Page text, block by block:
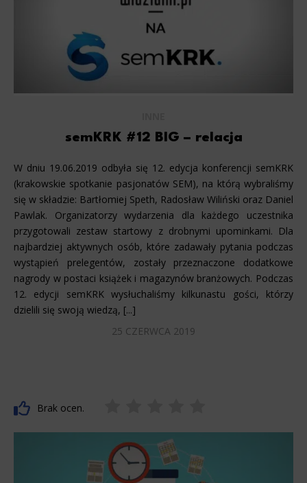
semKRK #12 BIG – relacja
W dniu 19.06.2019 odbyła się 12. edycja konferencji semKRK
(krakowskie spotkanie pasjonatów SEM), na którą wybraliśmy
się w składzie: Bartłomiej Speth, Radosław Wiliński oraz Daniel
Pawlak. Organizatorzy wydarzenia dla każdego uczestnika
przygotowali zestaw startowy z drobnymi upominkami. Dla
najbardziej aktywnych osób, które zadawały pytania podczas
wystąpień prelegentów, zostały przeznaczone dodatkowe
nagrody w postaci książek i magazynów branżowych. Podczas
12. edycji semKRK wysłuchaliśmy kilkunastu gości, którzy
dzielili się swoją wiedzą, [...]
25 CZERWCA 2019
Brak ocen.